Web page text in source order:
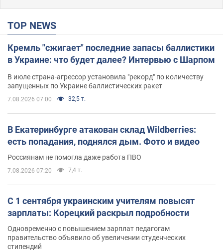
TOP NEWS
Кремль "сжигает" последние запасы баллистики
в Украине: что будет далее? Интервью с Шарпом
В июле страна-агрессор установила "рекорд" по количеству
запущенных по Украине баллистических ракет
7.08.2026 07:00 32,5 т.
В Екатеринбурге атакован склад Wildberries:
есть попадания, поднялся дым. Фото и видео
Россиянам не помогла даже работа ПВО
7.08.2026 07:20 7,4 т.
С 1 сентября украинским учителям повысят
зарплаты: Корецкий раскрыл подробности
Одновременно с повышением зарплат педагогам
правительство объявило об увеличении студенческих
стипендий